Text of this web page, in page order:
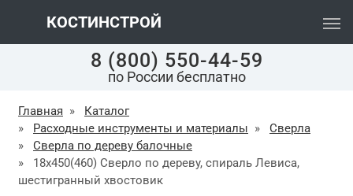
КОСТИНСТРОЙ
8 (800) 550-44-59
по России бесплатно
Главная »
Каталог
»
Расходные инструменты и материалы »
Сверла
»
Сверла по дереву балочные
»
18х450(460) Cверло по дереву, спираль Левиса,
шестигранный хвостовик